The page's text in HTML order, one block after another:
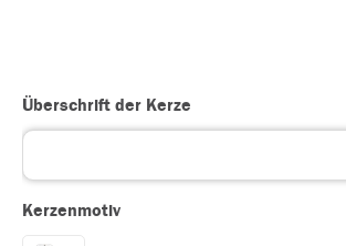
Überschrift der Kerze
Kerzenmotiv